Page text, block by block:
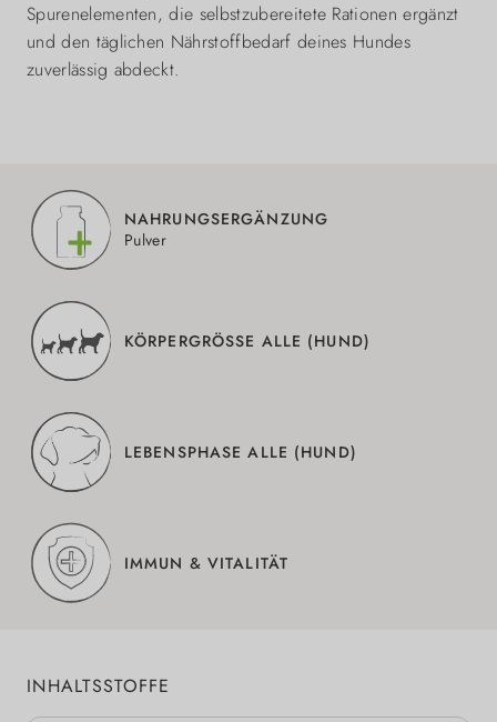
Spurenelementen, die selbstzubereitete Rationen ergänzt
und den täglichen Nährstoffbedarf deines Hundes
zuverlässig abdeckt.
NAHRUNGSERGÄNZUNG
Pulver
KÖRPERGRÖSSE ALLE (HUND)
LEBENSPHASE ALLE (HUND)
IMMUN & VITALITÄT
INHALTSSTOFFE